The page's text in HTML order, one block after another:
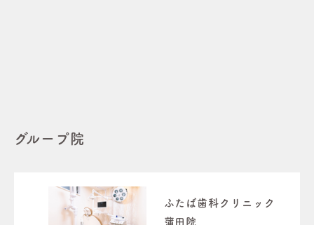
グループ院
ふたば歯科クリニック
蒲田院